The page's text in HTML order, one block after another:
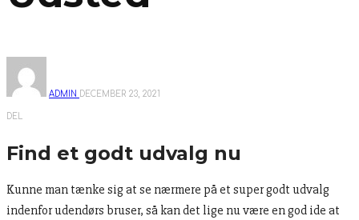
ADMIN DECEMBER 23, 2021
DEL
Find et godt udvalg nu
Kunne man tænke sig at se nærmere på et super godt udvalg
indenfor udendørs bruser, så kan det lige nu være en god ide at